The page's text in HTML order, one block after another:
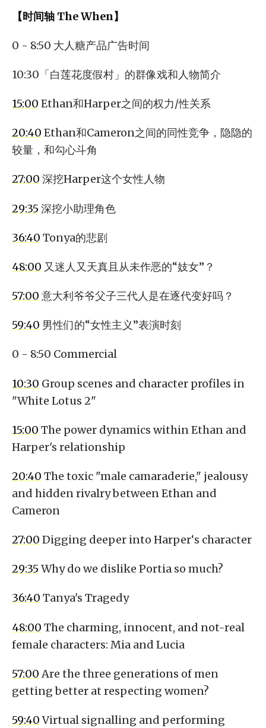
【时间轴 The When】
0 - 8:50 大人糖产品广告时间
10:30「白莲花度假村」的群像戏和人物简介
15:00 Ethan和Harper之间的权力/性关系
20:40 Ethan和Cameron之间的同性竞争，隐隐的
较量，和勾心斗角
27:00 深挖Harper这个女性人物
29:35 深挖小助理角色
36:40 Tonya的悲剧
48:00 又迷人又天真且从未作恶的“妓女”？
57:00 意大利爷爷父子三代人是在逐代变好吗？
59:40 男性们的“女性主义”表演时刻
0 - 8:50 Commercial
10:30 Group scenes and character profiles in
"White Lotus 2"
15:00 The power dynamics within Ethan and
Harper's relationship
20:40 The toxic "male camaraderie," jealousy
and hidden rivalry between Ethan and
Cameron
27:00 Digging deeper into Harper‘s character
29:35 Why do we dislike Portia so much?
36:40 Tanya's Tragedy
48:00 The charming, innocent, and not-real
female characters: Mia and Lucia
57:00 Are the three generations of men
getting better at respecting women?
59:40Virtual signalling and performing